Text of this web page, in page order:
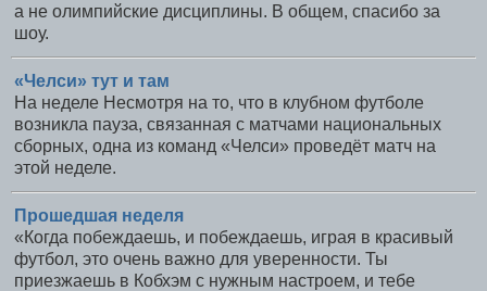
а не олимпийские дисциплины. В общем, спасибо за
шоу.
«Челси» тут и там
На неделе Несмотря на то, что в клубном футболе
возникла пауза, связанная с матчами национальных
сборных, одна из команд «Челси» проведёт матч на
этой неделе.
Прошедшая неделя
«Когда побеждаешь, и побеждаешь, играя в красивый
футбол, это очень важно для уверенности. Ты
приезжаешь в Кобхэм с нужным настроем, и тебе